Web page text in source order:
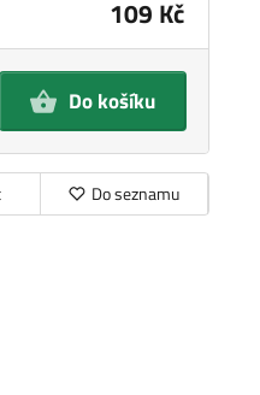
109 Kč
Do košíku
Do seznamu